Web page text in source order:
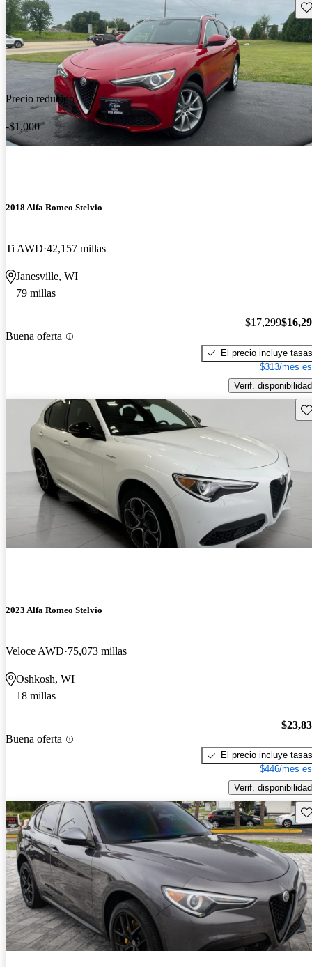
Precio reducido
-$1,000
2018 Alfa Romeo Stelvio
Ti AWD 42,157 millas
Janesville, WI
79 millas
Buena oferta
$17,299
El precio incluye tasas
$313/mes
Verif. disponibilidad
2023 Alfa Romeo Stelvio
Veloce AWD 75,073 millas
Oshkosh, WI
18 millas
Buena oferta
El precio incluye tasas
$446/mes
Verif. disponibilidad